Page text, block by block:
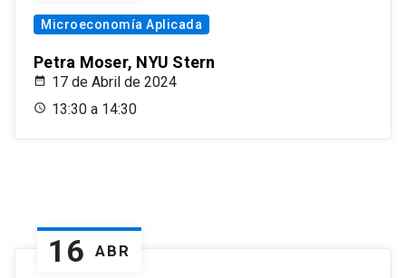
Microeconomía Aplicada
Petra Moser, NYU Stern
17 de Abril de 2024
13:30 a 14:30
16 ABR